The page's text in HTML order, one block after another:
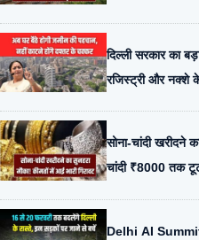
दिल्ली सरकार का
रजिस्ट्री और नक्शे
सोना-चांदी खरीदने
चांदी ₹8000 तक
Delhi AI